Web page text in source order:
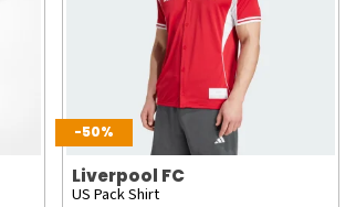
-50%
Liverpool FC
US Pack Shirt